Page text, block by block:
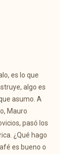
es lo que
algo es
asumo. A
Mauro
pasó los
¿Qué hago
es bueno o